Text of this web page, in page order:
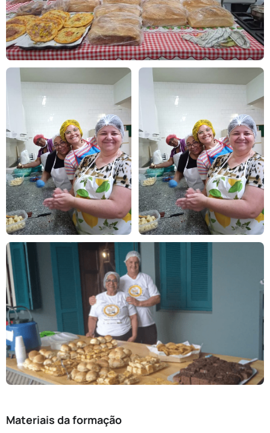
Materiais da formação